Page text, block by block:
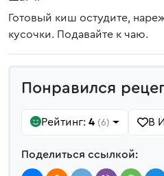
Готовый киш остудите,
кусочки. Подавайте к чаю.
Понравился
Рейтинг: 4 (6) В
Поделиться ссылкой: